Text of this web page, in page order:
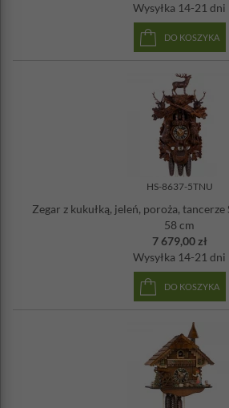
Wysyłka 14-21 dni
DO KOSZYKA
HS-8637-5TNU
Zegar z kukułką, jeleń, poroża,
58 cm
7 679,00 zł
Wysyłka 14-21 dni
DO KOSZYKA